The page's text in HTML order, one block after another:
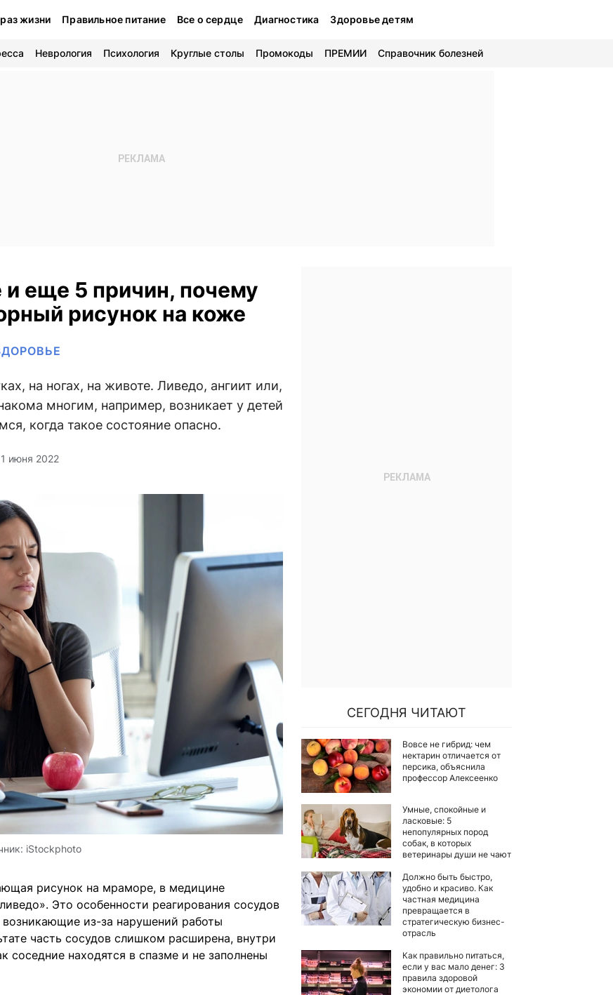
жизни Правильное питание Все о сердце Диагностика Здоровье детям
Неврология Психология Круглые столы Промокоды ПРЕМИИ Справочник болезней
еще 5 причин, почему
рисунок на коже
на ногах, на животе. Ливедо, ангиит или,
многим, например, возникает у детей
когда такое состояние опасно.
июня 2022
iStockphoto
рисунок на мраморе, в медицине
Это особенности реагирования сосудов
из-за нарушений работы
часть сосудов слишком расширена, внутри
находятся в спазме и не заполнены
СЕГОДНЯ ЧИТАЮТ
Вовсе не гибрид: чем
нектарин отличается от
персика, объяснила
профессор Алексеенко
Умные, спокойные и
ласковые: 5
непопулярных пород
собак, в которых
ветеринары души не чают
Должно быть быстро,
удобно и красиво. Как
частная медицина
превращается в
стратегическую бизнес-
отрасль
Как правильно питаться,
если у вас мало денег: 3
правила здоровой
экономии от диетолога